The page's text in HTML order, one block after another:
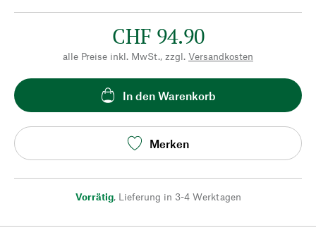
CHF 94.90
alle Preise inkl. MwSt., zzgl. Versandkosten
In den Warenkorb
Merken
Vorrätig, Lieferung in 3-4 Werktagen